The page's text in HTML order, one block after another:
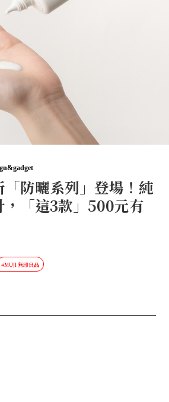
防曬系列」登場！純
，「這3款」500元有
#MUJI 無印良品